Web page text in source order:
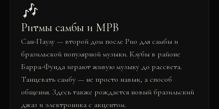
🎶
Ритмы самбы и MPB
Сан-Паулу — второй дом после Рио для самбы и
бразильской популярной музыки. Клубы в районе
Барра-Фунда играют живую музыку до рассвета.
Танцевать самбу — не просто навык, а способ
общения. Здесь также рождается новый бразильский
джаз и электроника с акцентом.